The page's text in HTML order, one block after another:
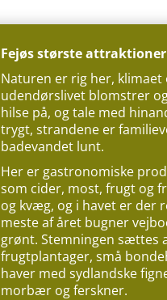
Fejøs største
Naturen er rig her, klimaet
udendørslivet blomstrer
hilse på, og tale med
trygt, strandene er
badevandet lunt.
Her er gastronomiske
som cider, most, frugt og
og kvæg, og i havet er der
meste af året bugner
grønt. Stemningen sættes
frugtplantager, små
haver med sydlandske
morbær og ferskner.